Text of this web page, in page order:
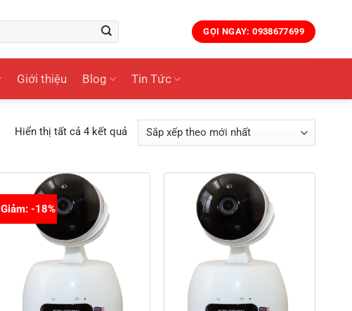
GỌI NGAY: 0938677699
Giới thiệu Blog Tin Tức
Hiển thị tất cả 4 kết quả
sắp
Giảm: -18%